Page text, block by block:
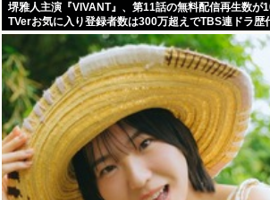
堺雅人主演『VIVANT』、第11話の無料配信再生数が
TVerお気に入り登録者数は300万超えでTBS連ドラ歴